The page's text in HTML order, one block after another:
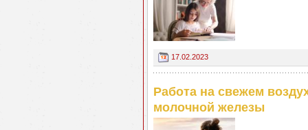
17.02.2023
Работа на свежем
молочной железы